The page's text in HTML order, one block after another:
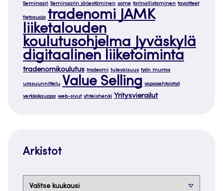
Seminaari Seminaarin järjestäminen some tarinallistaminen tavoitteet
tietosuoja tradenomi JAMK
liiketalouden
koulutusohjelma Jyväskylä
digitaalinen liiketoiminta
tradenomikoulutus tradeomi tulevaisuus työn murros
urasuunnittelu Value Selling vapaaehtoistyö
verkkokauppa web-sivut yhteishenki Yritysvierailut
Arkistot